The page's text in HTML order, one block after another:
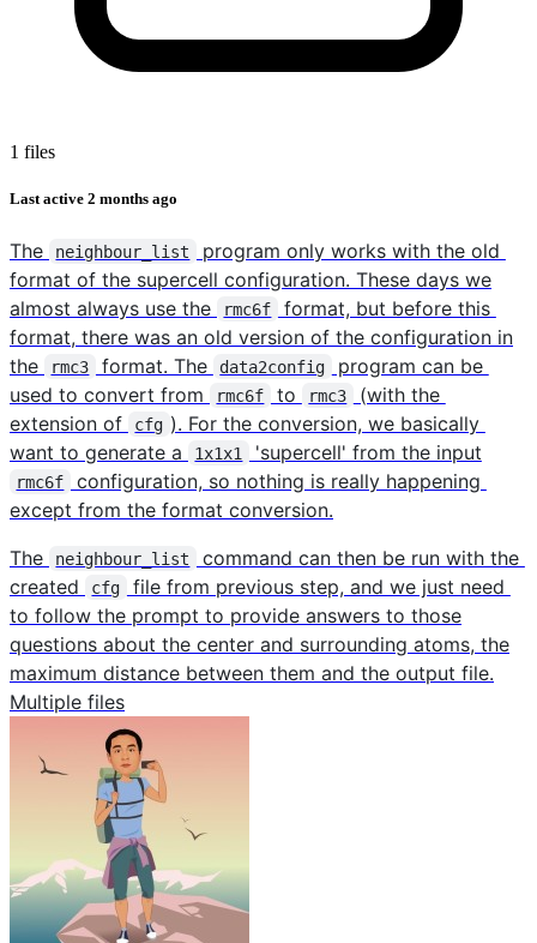
1 files
Last active 2 months ago
The neighbour_list
program only works with the old
format of the supercell configuration. These days we
almost always use the
rmc6f
format, but before this
format, there was an old version of the configuration in
the
rmc3 format. The data2config
program can be
used to convert from
rmc6f to rmc3
(with the
extension of
cfg ). For the conversion, we basically
want to generate a
1x1x1 'supercell' from the input
rmc6f
configuration, so nothing is really happening
except from the format conversion.
The
neighbour_list
command can then be run with the
created
cfg
file from previous step, and we just need
to follow the prompt to provide answers to those
questions about the center and surrounding atoms, the
maximum distance between them and the output file.
Multiple files